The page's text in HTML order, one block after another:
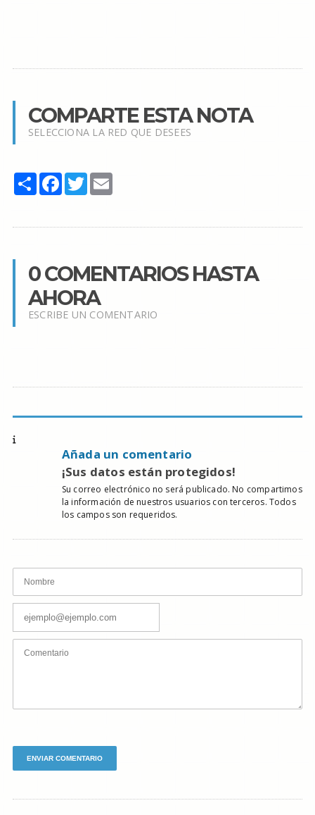
COMPARTE ESTA NOTA
SELECCIONA LA RED QUE DESEES
Share Facebook
TwitterEmail
0 COMENTARIOS HASTA
AHORA
ESCRIBE UN COMENTARIO
Añada un comentario
¡Sus datos están protegidos!
Su correo electrónico no será publicado. No compartimos
la información de nuestros usuarios con terceros. Todos
los campos son requeridos.